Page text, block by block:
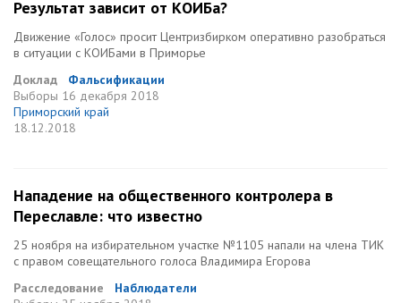
Результат зависит от КОИБа?
Движение «Голос» просит Центризбирком оперативно разобраться
в ситуации с КОИБами в Приморье
Доклад
Фальсификации
Выборы 16 декабря 2018
Приморский край
18.12.2018
Нападение на общественного контролера в
Переславле: что известно
25 ноября на избирательном участке №1105 напали на члена ТИК
с правом совещательного голоса Владимира Егорова
Расследование
Наблюдатели